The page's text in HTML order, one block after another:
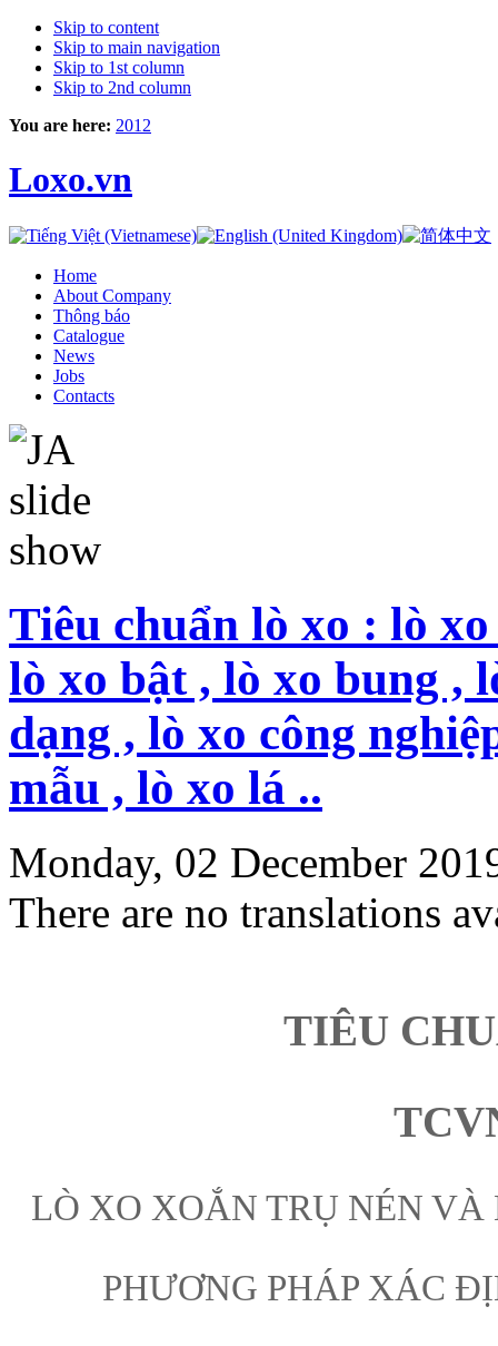
Skip to content
Skip to main navigation
Skip to 1st column
Skip to 2nd column
You are here: 2012
Loxo.vn
Home
About Company
Thông báo
Catalogue
News
Jobs
Contacts
Tiêu chuẩn lò xo : lò
lò xo bật , lò xo bung ,
dạng , lò xo công
mẫu , lò xo lá ..
Monday, 02 December
There are no translations
TIÊU
LÒ XO XOẮN TRỤ NÉN VÀ
PHƯƠNG PHÁP XÁC